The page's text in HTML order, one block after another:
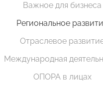
Важное для бизнеса
Региональное
Отраслевое
Международная
ОПОРА в лицах